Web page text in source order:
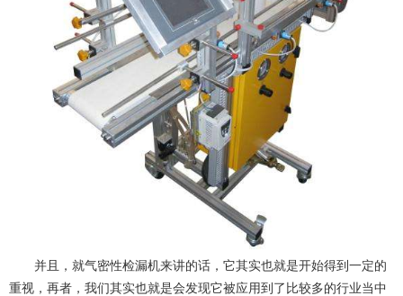
并且，就气密性检漏机来讲的话，它其实也就是开始得到一定的
重视，再者，我们其实也就是会发现它被应用到了比较多的行业当中